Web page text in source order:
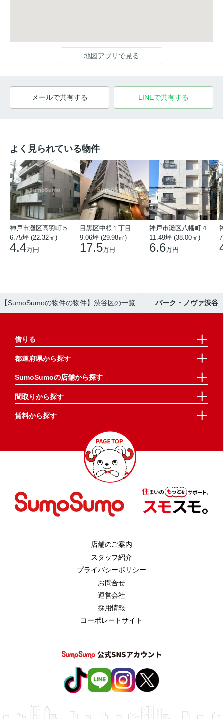
地図アプリで見る
メールで共有する LINEで共有する
よく見られている物件
6.75坪 (22.32㎡)
4.4万円
目黒区中根１丁目
9.06坪 (29.98㎡)
17.5万円
11.49坪 (38.00㎡)
6.6万円
【SumoSumoの物件の物件】渋谷区の一覧 パーク・ノヴァ渋谷
借りる
都道府県から探す
SumoSumoの店舗から探す
間取りから探す
賃料から探す
店舗のご案内
スタッフ紹介
プライバシーポリシー
お問合せ
運営会社
採用情報
コーポレートサイト